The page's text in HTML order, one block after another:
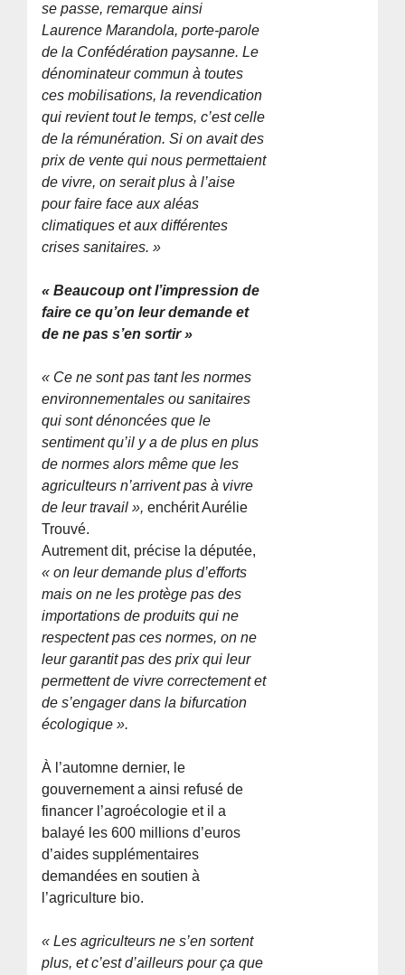
se passe, remarque ainsi
Laurence Marandola, porte-parole
de la Confédération paysanne. Le
dénominateur commun à toutes
ces mobilisations, la revendication
qui revient tout le temps, c’est celle
de la rémunération. Si on avait des
prix de vente qui nous permettaient
de vivre, on serait plus à l’aise
pour faire face aux aléas
climatiques et aux différentes
crises sanitaires. »
« Beaucoup ont l’impression de
faire ce qu’on leur demande et
de ne pas s’en sortir »
« Ce ne sont pas tant les normes
environnementales ou sanitaires
qui sont dénoncées que le
sentiment qu’il y a de plus en plus
de normes alors même que les
agriculteurs n’arrivent pas à vivre
de leur travail », enchérit Aurélie
Trouvé.
Autrement dit, précise la députée,
« on leur demande plus d’efforts
mais on ne les protège pas des
importations de produits qui ne
respectent pas ces normes, on ne
leur garantit pas des prix qui leur
permettent de vivre correctement et
de s’engager dans la bifurcation
écologique ».
À l’automne dernier, le
gouvernement a ainsi refusé de
financer l’agroécologie et il a
balayé les 600 millions d’euros
d’aides supplémentaires
demandées en soutien à
l’agriculture bio.
« Les agriculteurs ne s’en sortent
plus, et c’est d’ailleurs pour ça que